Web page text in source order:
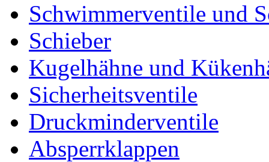
Schwimmerventile und
Schieber
Kugelhähne und
Sicherheitsventile
Druckminderventile
Absperrklappen